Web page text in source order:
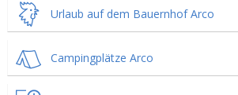
Urlaub auf dem Bauernhof Arco
Campingplätze Arco